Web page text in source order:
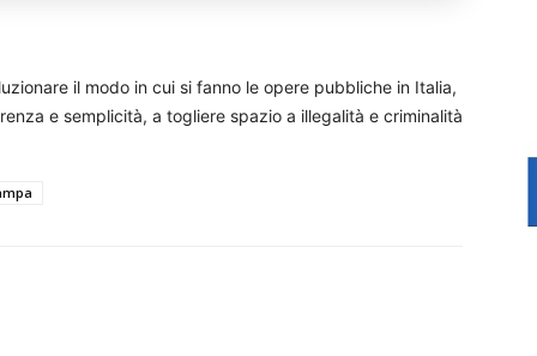
il modo in cui si fanno le opere pubbliche in Italia,
e semplicità, a togliere spazio a illegalità e criminalità